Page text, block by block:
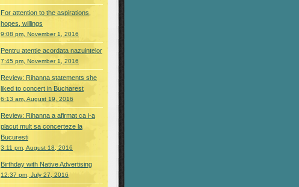
For attention to the aspirations,
hopes, willings
9:08 pm, November 1, 2016
Pentru atentie acordata nazuintelor
7:45 pm, November 1, 2016
Review: Rihanna statements she
liked to concert in Bucharest
6:13 am, August 19, 2016
Review: Rihanna a afirmat ca i-a
placut mult sa concerteze la
Bucuresti
3:11 pm, August 18, 2016
Birthday with Native Advertising
12:37 pm, July 27, 2016